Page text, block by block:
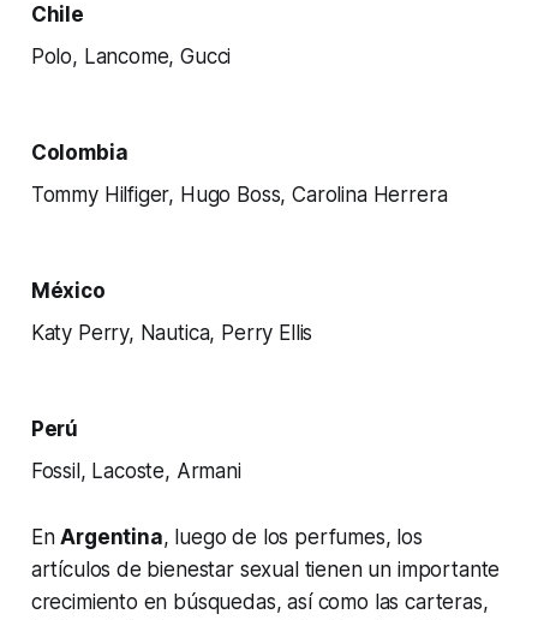
Chile
Polo, Lancome, Gucci
Colombia
Tommy Hilfiger, Hugo Boss, Carolina Herrera
México
Katy Perry, Nautica, Perry Ellis
Perú
Fossil, Lacoste, Armani
EnArgentina, luego de los perfumes, los
artículos de bienestar sexual tienen un importante
crecimiento en búsquedas, así como las carteras,